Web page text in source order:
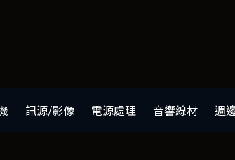
訊源/影像 電源處理 音響線材 週